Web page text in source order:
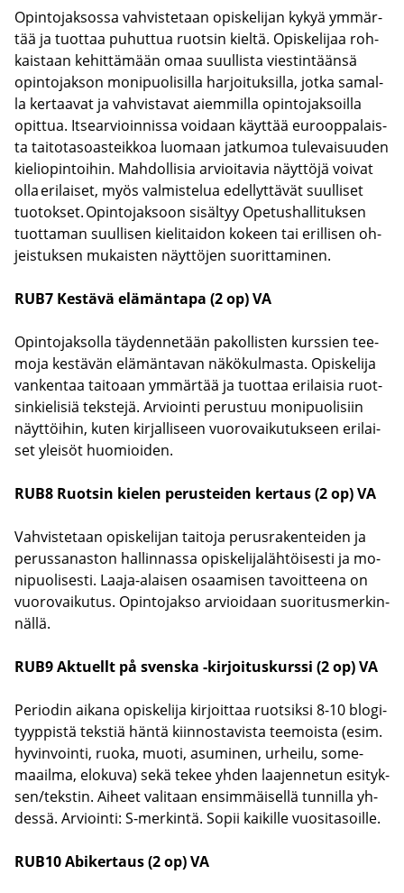
Opin­to­jak­sos­sa vah­vis­te­taan opis­ke­li­jan kykyä ym­mär­
tää ja tuot­taa pu­hut­tua ruot­sin kiel­tä. Opis­ke­li­jaa roh­
kais­taan ke­hit­tä­mään omaa suul­lis­ta vies­tin­tään­sä
opin­to­jak­son mo­ni­puo­li­sil­la har­joi­tuk­sil­la, jotka sa­mal­
la ker­taa­vat ja vah­vis­ta­vat ai­em­mil­la opin­to­jak­soil­la
opit­tua. It­sear­vioin­nis­sa voi­daan käyt­tää eu­roop­pa­lais­
ta tai­to­ta­soas­teik­koa luo­maan jat­ku­moa tu­le­vai­suu­den
kie­lio­pin­toi­hin. Mah­dol­li­sia ar­vioi­ta­via näyt­tö­jä voi­vat
olla eri­lai­set, myös val­mis­te­lua edel­lyt­tä­vät suul­li­set
tuo­tok­set. Opin­to­jak­soon si­säl­tyy Ope­tus­hal­li­tuk­sen
tuot­ta­man suul­li­sen kie­li­tai­don ko­keen tai eril­li­sen oh­
jeis­tuk­sen mu­kais­ten näyt­tö­jen suo­rit­ta­mi­nen.
RUB7 Kes­tä­vä elä­män­ta­pa (2 op) VA
Opin­to­jak­sol­la täy­den­ne­tään pa­kol­lis­ten kurs­sien tee­
mo­ja kes­tä­vän elä­män­ta­van nä­kö­kul­mas­ta. Opis­ke­li­ja
van­ken­taa tai­to­aan ym­mär­tää ja tuot­taa eri­lai­sia ruot­
sin­kie­li­siä teks­te­jä. Ar­vioin­ti pe­rus­tuu mo­ni­puo­li­siin
näyt­töi­hin, kuten kir­jal­li­seen vuo­ro­vai­ku­tuk­seen eri­lai­
set ylei­söt huo­mioi­den.
RUB8 Ruot­sin kie­len pe­rus­tei­den ker­taus (2 op) VA
Vah­vis­te­taan opis­ke­li­jan tai­to­ja pe­rus­ra­ken­tei­den ja
pe­rus­sa­nas­ton hal­lin­nas­sa opis­ke­li­ja­läh­töi­ses­ti ja mo­
ni­puo­li­ses­ti. Laaja-​alaisen osaa­mi­sen ta­voit­tee­na on
vuo­ro­vai­ku­tus. Opin­to­jak­so ar­vioi­daan suo­ri­tus­mer­kin­
näl­lä.
RUB9 Ak­tuellt på svens­ka -​kirjoituskurssi (2 op) VA
Pe­rio­din ai­ka­na opis­ke­li­ja kir­joit­taa ruot­sik­si 8-10 blo­gi­
tyyp­pis­tä teks­tiä häntä kiin­nos­ta­vis­ta tee­mois­ta (esim.
hy­vin­voin­ti, ruoka, muoti, asu­mi­nen, ur­hei­lu, some-​
maailma, elo­ku­va) sekä tekee yhden laa­jen­ne­tun esi­tyk­
sen/teks­tin. Ai­heet va­li­taan en­sim­mäi­sel­lä tun­nil­la yh­
des­sä. Ar­vioin­ti: S-​merkintä. Sopii kai­kil­le vuo­si­ta­soil­le.
RUB10 Abi­ker­taus (2 op) VA